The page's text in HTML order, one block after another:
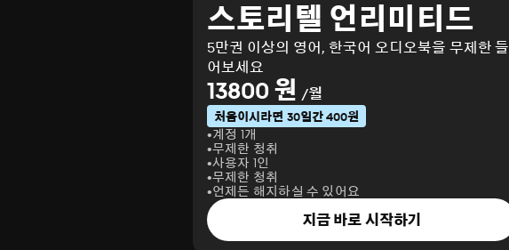
스토리텔 언리미티드
5만권 이상의 영어, 한국어 오디오북을 무제한 들
어보세요
13800 원 /월
처음이시라면 30일간 400원
계정 1개
무제한 청취
사용자 1인
무제한 청취
언제든 해지하실 수 있어요
지금 바로 시작하기